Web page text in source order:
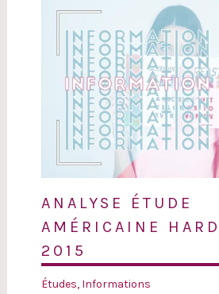
ANALYSE ÉTUDE
AMÉRICAINE
2015
Études, Informations